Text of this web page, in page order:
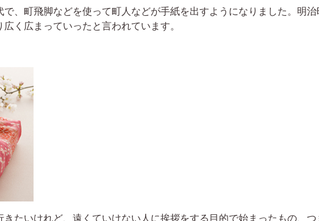
、町飛脚などを使って町人などが手紙を出すようになりました。明
く広まっていったと言われています。
たいけれど、遠くていけない人に挨拶をする目的で始まったもの、つ